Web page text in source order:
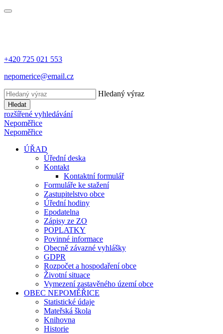
+420 725 021 553
nepomerice@email.cz
Hledaný výraz
Hledat
rozšířené vyhledávání
Nepoměřice
Nepoměřice
ÚŘAD
Úřední deska
Kontakt
Kontaktní formulář
Formuláře ke stažení
Zastupitelstvo obce
Úřední hodiny
Epodatelna
Zápisy ze ZO
POPLATKY
Povinné informace
Obecně závazné vyhlášky
GDPR
Rozpočet a hospodaření obce
Životní situace
Vymezení zastavěného území obce
OBEC NEPOMĚŘICE
Statistické údaje
Mateřská škola
Knihovna
Historie